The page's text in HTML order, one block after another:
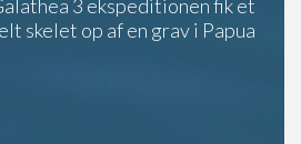
3 ekspeditionen fik et
skelet op af en grav i Papua